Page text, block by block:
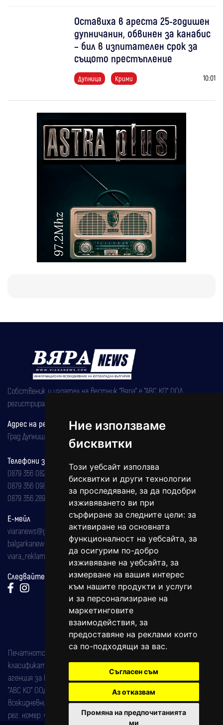
Ние използваме
бисквитки
Този уебсайт използва
бисквитки и други технологии
за проследяване, за да подобри
изживяването ви при
сърфиране за следните цели: за
активиране на основната
функционалност на уебсайта, за
да осигурим по-добро
изживяване на уебсайта, за
измерване на вашия интерес
към нашите продукти и услуги
и за персонализиране на
маркетинговите
взаимодействия, за
предоставяне на реклами които
са по-подходящи за вас.
Съгласен съм
Аз отказвам
Промяна на предпочитанията
ми
Оставиха в ареста 25-годишен
дупничанин, обвинен за канабис
– бил в изпитателен срок за
същото престъпление
Дупница Крими 10:01
Собственик и издател на вестник "Вяра" е "АВС КО" ООД,
регистрирана на 08.05.2002 година.
Адрес на редакцията
Град Дупница, ул.''Христо Ботев" 43
Телефони за реклама и абонаменти
0879 356 082
0879 356 098
0879 356 289
Е-мейл
viaranews@gmail.com
balgarkanews@gmail.com
viara_reklama@mail.bg
Следвайте ни:
Печатното издание на вестника е регистрирано в националния
класификатор на печатните издания (Българска национална
агенция за ISSN) под номер: ISSN 1312-4722.
"АВС КО" ООД е притежател на марката: Вяра информационен
всекидневник на югозападна България, със свидетелство за марка
рег. номер: 47857/11.05.2004 година.